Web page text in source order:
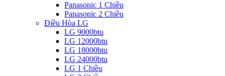
Panasonic 1 Chiều
Panasonic 2 Chiều
Điều Hòa LG
LG 9000btu
LG 12000btu
LG 18000btu
LG 24000btu
LG 1 Chiều